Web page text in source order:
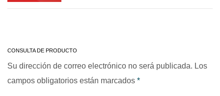
CONSULTA DE PRODUCTO
Su dirección de correo electrónico no será publicada. Los
campos obligatorios están marcados *